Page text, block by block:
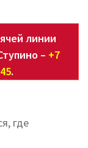
линии
– +7
.
где